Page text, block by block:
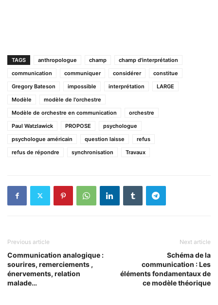
TAGS anthropologue champ
champ d'interprétation
communication
communiquer considérer
constitue
Gregory Bateson
impossible interprétation
LARGE
Modèle
modèle de l'orchestre
Modèle de orchestre en communication
orchestre
Paul Watzlawick
PROPOSE
psychologue
psychologue américain
question laisse
refus
refus de répondre
synchronisation Travaux
Previous article
Communication analogique :
sourires, remerciements ,
énervements, relation
malade…
Next article
Schéma de la
communication : Les
éléments fondamentaux de
ce modèle théorique